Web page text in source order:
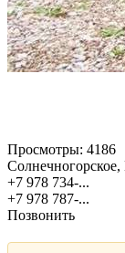
Просмотры: 4186
Солнечногорское,
+7 978 734-...
+7 978 787-...
Позвонить